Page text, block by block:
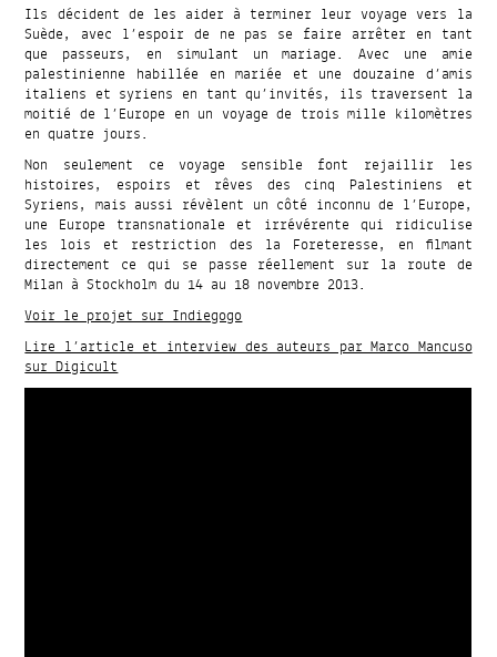
Ils décident de les aider à terminer leur voyage vers la
Suède, avec l’espoir de ne pas se faire arrêter en tant
que passeurs, en simulant un mariage. Avec une amie
palestinienne habillée en mariée et une douzaine d’amis
italiens et syriens en tant qu’invités, ils traversent la
moitié de l’Europe en un voyage de trois mille kilomètres
en quatre jours.
Non seulement ce voyage sensible font rejaillir les
histoires, espoirs et rêves des cinq Palestiniens et
Syriens, mais aussi révèlent un côté inconnu de l’Europe,
une Europe transnationale et irrévérente qui ridiculise
les lois et restriction des la Foreteresse, en filmant
directement ce qui se passe réellement sur la route de
Milan à Stockholm du 14 au 18 novembre 2013.
Voir le projet sur Indiegogo
Lire l’article et interview des auteurs par Marco Mancuso
sur Digicult